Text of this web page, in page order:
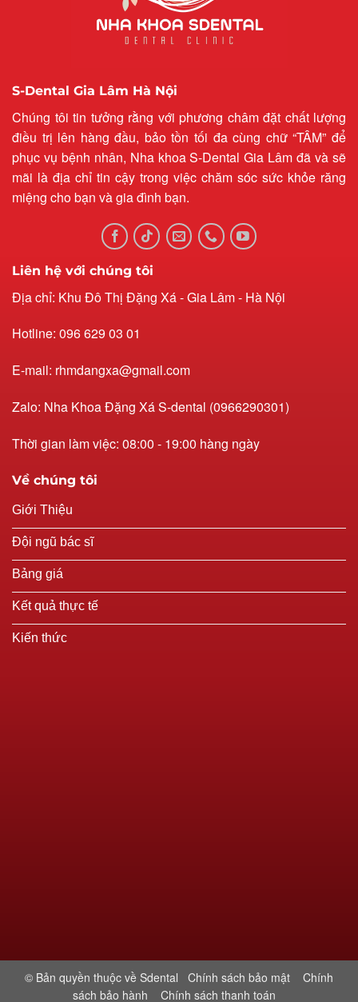
S-Dental Gia Lâm Hà Nội
Chúng tôi tin tưởng rằng với phương châm đặt chất lượng
điều trị lên hàng đầu, bảo tồn tối đa cùng chữ “TÂM” để
phục vụ bệnh nhân, Nha khoa S-Dental Gia Lâm đã và sẽ
mãi là địa chỉ tin cậy trong việc chăm sóc sức khỏe răng
miệng cho bạn và gia đình bạn.
Liên hệ với chúng tôi
Địa chỉ: Khu Đô Thị Đặng Xá - Gia Lâm - Hà Nội
Hotline: 096 629 03 01
E-mail: rhmdangxa@gmail.com
Zalo: Nha Khoa Đặng Xá S-dental (0966290301)
Thời gian làm việc: 08:00 - 19:00 hàng ngày
Về chúng tôi
Giới Thiệu
Đội ngũ bác sĩ
Bảng giá
Kết quả thực tế
Kiến thức
© Bản quyền thuộc về Sdental Chính sách bảo mật
Chính
sách bảo hành
Chính sách thanh toán